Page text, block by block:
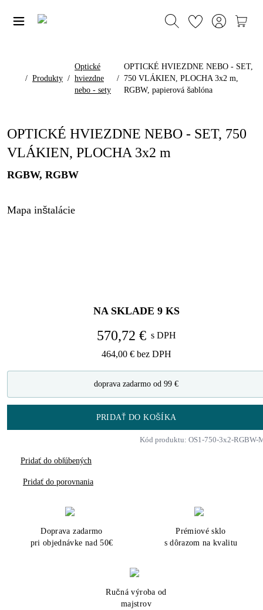
/ Produkty /
Optické
hviezdne
nebo - sety
/
OPTICKÉ HVIEZDNE NEBO - SET,
750 VLÁKIEN, PLOCHA 3x2 m,
RGBW, papierová šablóna
OPTICKÉ HVIEZDNE NEBO - SET, 750
VLÁKIEN, PLOCHA 3x2 m
RGBW, RGBW
Mapa inštalácie
NA SKLADE 9 KS
570,72 € s DPH
464,00 € bez DPH
doprava zadarmo od 99 €
PRIDAŤ DO KOŠÍKA
Kód produktu: OS1-750-3x2-RGBW-
Pridať do obľúbených
Pridať do porovnania
Doprava zadarmo
pri objednávke nad 50€
Prémiové sklo
s dôrazom na kvalitu
Ručná výroba od
majstrov